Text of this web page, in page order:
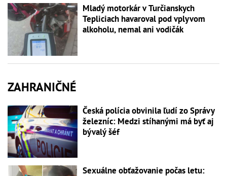
Mladý motorkár v Turčianskych
Tepliciach havaroval pod vplyvom
alkoholu, nemal ani vodičák
ZAHRANIČNÉ
Česká polícia obvinila ľudí zo Správy
železníc: Medzi stíhanými má byť aj
bývalý šéf
Sexuálne obťažovanie počas letu: